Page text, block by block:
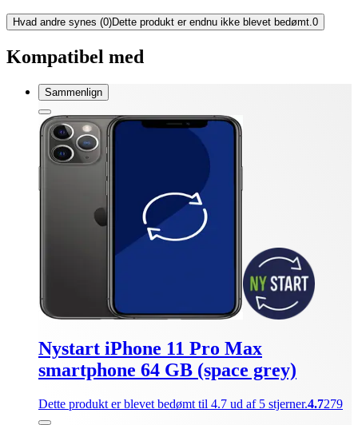
Hvad andre synes (0)Dette produkt er endnu ikke blevet bedømt. 0
Kompatibel med
Sammenlign
Nystart iPhone 11 Pro Max
smartphone 64 GB (space grey)
Dette produkt er blevet bedømt til 4.7 ud af 5 stjerner.4.7279